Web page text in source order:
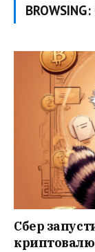
BROWSING:
Сбер